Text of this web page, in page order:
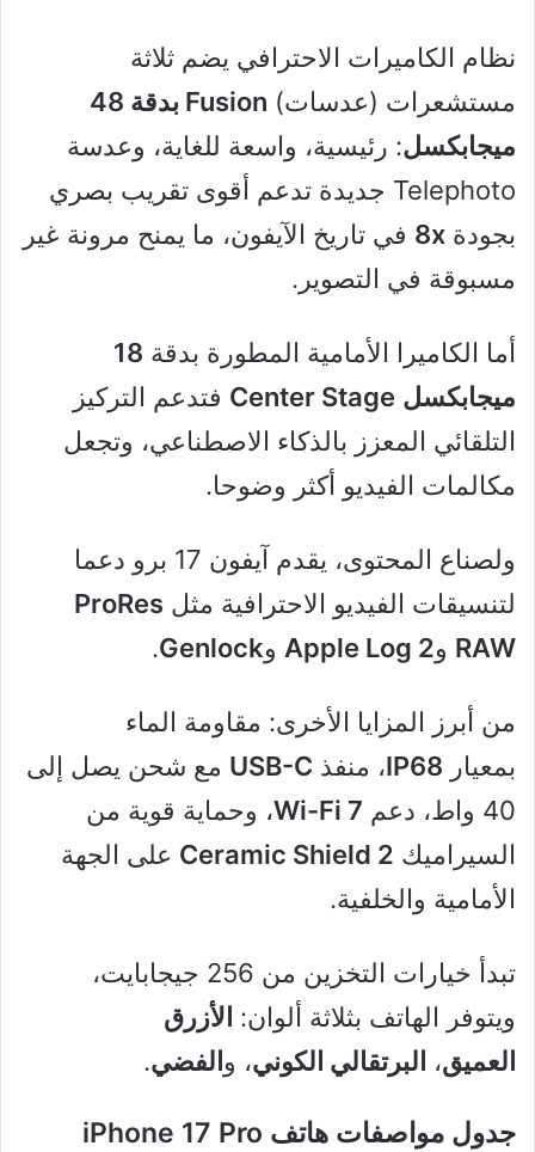
نظام الكاميرات الاحترافي يضم ثلاثة
مستشعرات (عدسات)
Fusion بدقة 48
ميجابكسل: رئيسية، واسعة للغاية، وعدسة
Telephoto جديدة تدعم أقوى تقريب بصري
بجودة 8x في تاريخ الآيفون، ما يمنح مرونة غير
مسبوقة في التصوير.
أما الكاميرا الأمامية المطورة بدقة 18
ميجابكسل Center Stage فتدعم التركيز
التلقائي المعزز بالذكاء الاصطناعي، وتجعل
مكالمات الفيديو أكثر وضوحا.
ولصناع المحتوى، يقدم آيفون 17 برو دعما
لتنسيقات الفيديو الاحترافية مثل ProRes
RAW وApple Log 2 وGenlock
.
من أبرز المزايا الأخرى: مقاومة الماء
بمعيار IP68، منفذ USB-C مع شحن يصل إلى
40 واط، دعم
Wi-Fi 7، وحماية قوية من
السيراميك Ceramic Shield 2 على الجهة
الأمامية والخلفية.
تبدأ خيارات التخزين من 256 جيجابايت،
ويتوفر الهاتف بثلاثة ألوان: الأزرق
العميق، البرتقالي الكوني، و الفضي.
جدول مواصفات هاتف iPhone 17 Pro